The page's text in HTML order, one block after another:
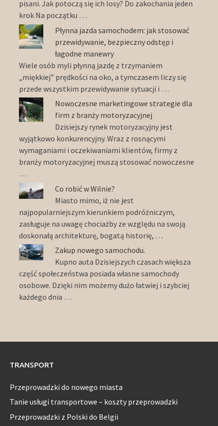
pisani. Jak potoczą się ich losy? Do zakochania jeden
krok Na początku …
Płynna jazda samochodem: jak stosować
przewidywanie, bezpieczny odstęp i
łagodne manewry
Wiele osób myli płynną jazdę z trzymaniem
„miękkiej” prędkości na oko, a tymczasem liczy się
przede wszystkim przewidywanie sytuacji i …
Nowoczesne marketingowe strategie dla
firm z branży motoryzacyjnej
Dzisiejszy rynek motoryzacyjny jest
wyjątkowo konkurencyjny. Wraz z rosnącymi
wymaganiami i oczekiwaniami klientów, firmy z
branży motoryzacyjnej muszą stosować nowoczesne
…
Co robić w Wilnie?
Miasto mimo, iż nie jest
najpopularniejszym kierunkiem podróżniczym,
zasługuje na uwagę chociażby ze względu na swoją
doskonałą architekturę, bogatą historię, …
Zakup nowego samochodu.
Kupno auta Dzisiejszych czasach większa
część społeczeństwa posiada własne samochody
osobowe. Dzięki nim możemy dużo łatwiej i szybciej
każdego dnia …
TRANSPORT
Przeprowadzki do nowego miasta
Tanie usługi transportowe – koszty przeprowadzki
Przeprowadzki z Polski do Belgii